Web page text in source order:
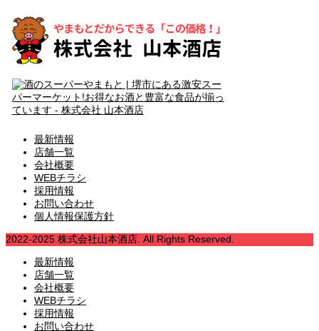
最新情報
店舗一覧
会社概要
WEBチラシ
採用情報
お問い合わせ
個人情報保護方針
2022-2025 株式会社山本酒店. All Rights Reserved.
最新情報
店舗一覧
会社概要
WEBチラシ
採用情報
お問い合わせ